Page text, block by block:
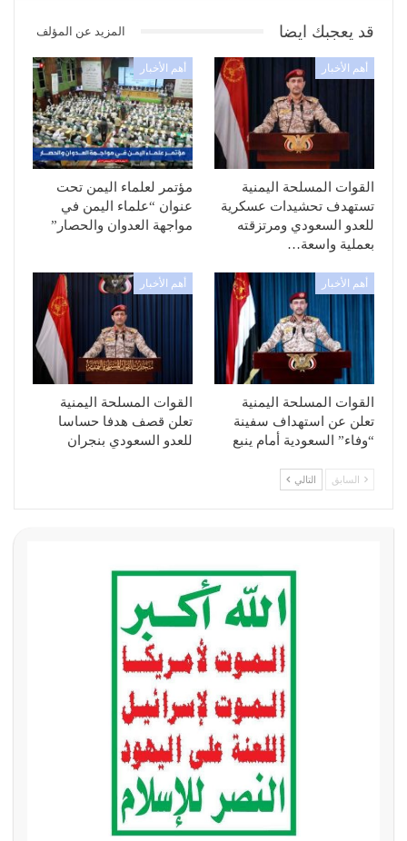
قد يعجبك ايضا المزيد عن المؤلف
أهم الأخبار
القوات المسلحة اليمنية
تستهدف تحشيدات عسكرية
للعدو السعودي ومرتزقته
بعملية واسعة…
أهم الأخبار
مؤتمر لعلماء اليمن تحت
عنوان “علماء اليمن في
مواجهة العدوان والحصار”
أهم الأخبار
القوات المسلحة اليمنية
تعلن عن استهداف سفينة
“وفاء” السعودية أمام ينبع
أهم الأخبار
القوات المسلحة اليمنية
تعلن قصف هدفا حساسا
للعدو السعودي بنجران
السابق التالي